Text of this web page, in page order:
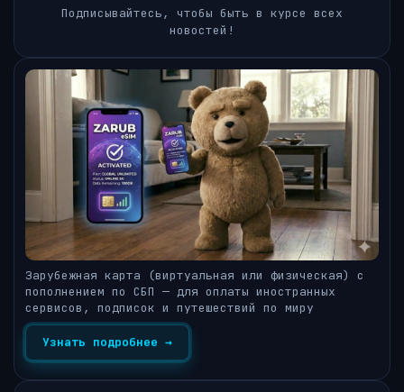
Подписывайтесь, чтобы быть в курсе всех
новостей!
Зарубежная карта (виртуальная или физическая) с
пополнением по СБП — для оплаты иностранных
сервисов, подписок и путешествий по миру
Узнать подробнее →